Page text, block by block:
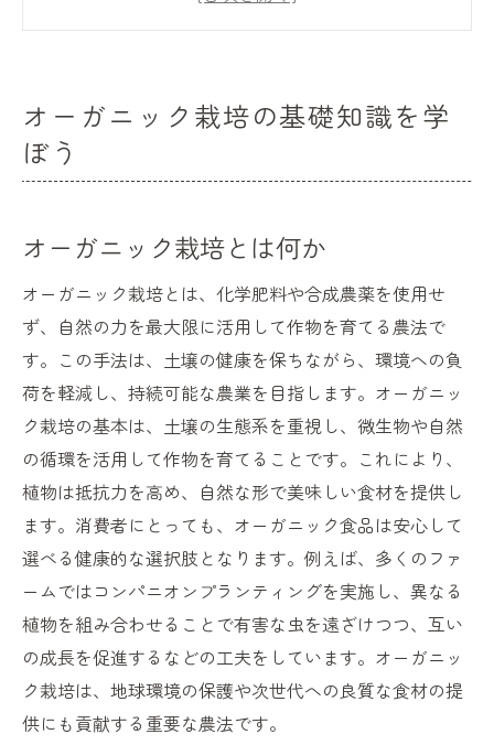
オーガニック栽培への第一歩
自然に優しいオーガニック栽培の実践法
オーガニック肥料の選び方と使い方
自然のサイクルを活かした栽培計画
コンパニオンプランツによる相互作用
家庭菜園でのオーガニック栽培
土壌の健康を保つためのオーガニック技術
土壌の微生物バランスを整える方法
有機物の活用法とその効果
水の自然循環を促す工夫
土壌のpH値と栄養バランスの管理
地力を引き出す輪作のメリット
土壌分析の重要性とその手法
オーガニック栽培が持つ持続可能な未来への可
能性
持続可能な農業の未来像
オーガニック栽培の基礎知識を学
ぼう
オーガニック栽培とは何か
オーガニック栽培とは、化学肥料や合成農薬を使用せ
ず、自然の力を最大限に活用して作物を育てる農法で
す。この手法は、土壌の健康を保ちながら、環境への負
荷を軽減し、持続可能な農業を目指します。オーガニッ
ク栽培の基本は、土壌の生態系を重視し、微生物や自然
の循環を活用して作物を育てることです。これにより、
植物は抵抗力を高め、自然な形で美味しい食材を提供し
ます。消費者にとっても、オーガニック食品は安心して
選べる健康的な選択肢となります。例えば、多くのファ
ームではコンパニオンプランティングを実施し、異なる
植物を組み合わせることで有害な虫を遠ざけつつ、互い
の成長を促進するなどの工夫をしています。オーガニッ
ク栽培は、地球環境の保護や次世代への良質な食材の提
供にも貢献する重要な農法です。